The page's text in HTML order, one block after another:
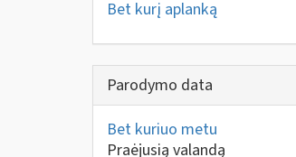
Bet kurį aplanką
Parodymo data
Bet kuriuo metu
Praėjusią valandą